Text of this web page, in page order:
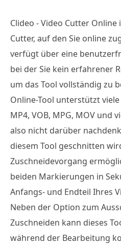
Clideo - Video Cutter
Cutter, auf den Sie online
verfügt über eine
bei der Sie kein erfahrener
um das Tool vollständig zu
Online-Tool unterstützt
MP4, VOB, MPG, MOV und
also nicht darüber
diesem Tool geschnitten
Zuschneidevorgang
beiden Markierungen in
Anfangs- und Endteil Ihres
Neben der Option zum
Zuschneiden kann dieses
während der Bearbeitung